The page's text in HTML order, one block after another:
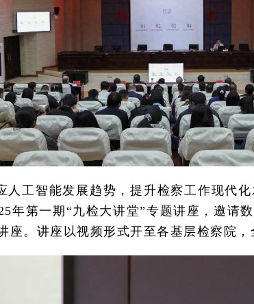
人工智能发展趋势，提升检察工作现代
年第一期“九检大讲堂”专题讲座，邀请
座。讲座以视频形式开至各基层检察院，